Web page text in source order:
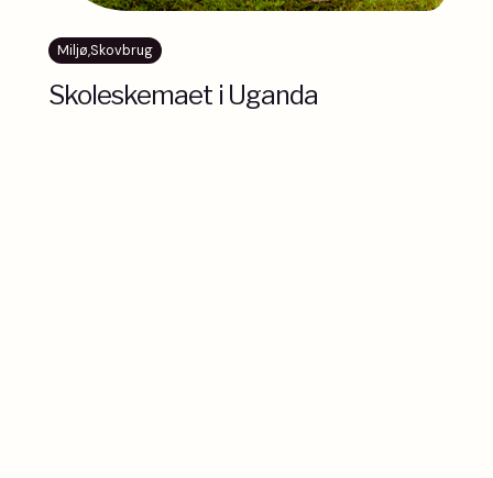
Miljø,Skovbrug
Skoleskemaet i Uganda